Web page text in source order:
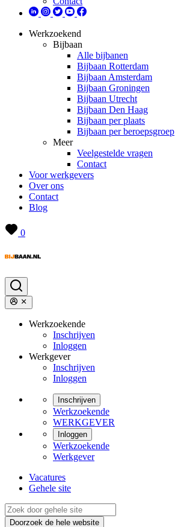
Werkzoekend
Bijbaan
Alle bijbanen
Bijbaan Rotterdam
Bijbaan Amsterdam
Bijbaan Groningen
Bijbaan Utrecht
Bijbaan Den Haag
Bijbaan per plaats
Bijbaan per beroepsgroep
Meer
Veelgestelde vragen
Contact
Voor werkgevers
Over ons
Contact
Blog
0
Werkzoekende
Inschrijven
Inloggen
Werkgever
Inschrijven
Inloggen
Inschrijven
Werkzoekende
WERKGEVER
Inloggen
Werkzoekende
Werkgever
Vacatures
Gehele site